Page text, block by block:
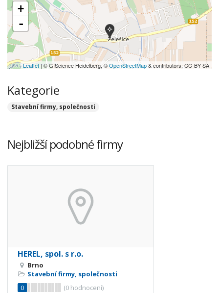
+
-
Leaflet | © GIScience Heidelberg, ©OpenStreetMap& contributors, CC-BY-SA
Kategorie
Stavební firmy, společnosti
Nejbližší podobné firmy
HEREL, spol. s r.o.
Brno
Stavební firmy, společnosti
0
(0 hodnocení)